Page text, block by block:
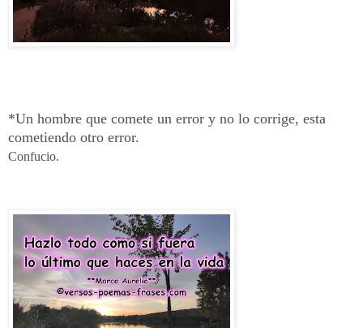
*Un hombre que comete un error y no lo corrige, esta
cometiendo otro error.
Confucio.